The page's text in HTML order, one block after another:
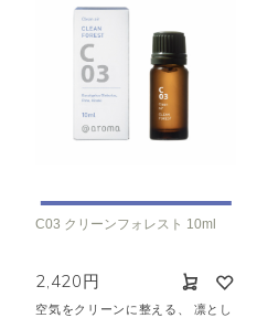
C03 クリーンフォレスト 10ml
2,420円
空気をクリーンに整える、 凛とし